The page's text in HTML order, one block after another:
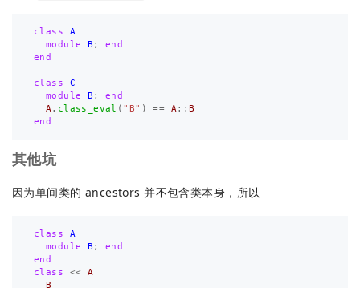
class
A
module
B ;
end
end
class
C
module
B ;
end
A. class_eval ( "B" ) == A:: B
end
其他坑
因为单间类的 ancestors 并不包含类本身，所以
class
A
module
B ;
end
end
class
<<
A
B